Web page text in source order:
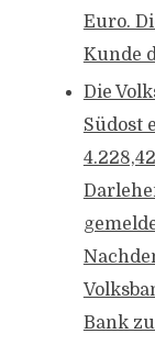
Euro.
Kunde
Die
Südost
Bank